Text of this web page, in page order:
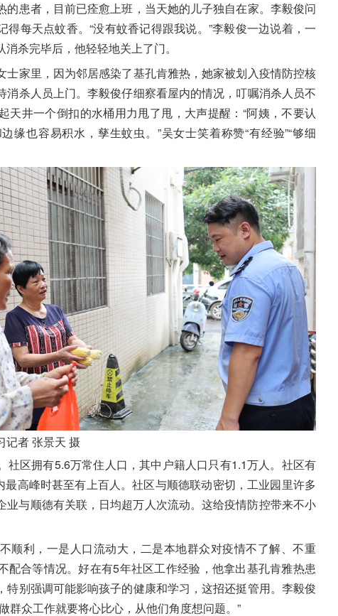
患者，目前已痊愈上班，当天她的儿子独自在家。 李毅俊问
得每天点蚊香。“没有蚊香记得跟我说。”李毅俊一边说着，一
杀完毕后，他轻轻地关上了门。
士家里，因为邻居感染了基孔肯雅热，她家被划入疫情防控核
消杀人员上门。李毅俊仔细察看屋内的情况，叮嘱消杀人员不
天井一个倒扣的水桶用力甩了甩，大声提醒：“阿姨，不要认
缘也容易积水，孳生蚊虫。”吴女士笑着称赞“有经验”“够细
记者 张景天 摄
社区拥有5.6万常住人口，其中户籍人口只有1.1万人。社区有
高峰时甚至有上百人。社区与顺德联动密切，工业园里许多
业与顺德有关联，日均超万人次流动。这给疫情防控带来不小
顺利，一是人口流动大，二是本地群众对疫情不了解、不重
配合等情况。好在有5年社区工作经验，他拿出基孔肯雅热患
别强调可能影响孩子的健康和学习，这招还挺管用。 李毅俊
群众工作就要将心比心，从他们角度想问题。”